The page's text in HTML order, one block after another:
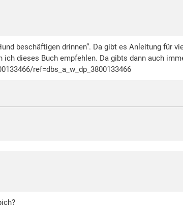
beschäftigen drinnen“. Da gibt es Anleitung für
dieses Buch empfehlen. Da gibts dann auch
ref=dbs_a_w_dp_3800133466